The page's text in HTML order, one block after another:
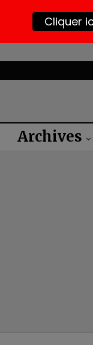
Archives
Cliquer